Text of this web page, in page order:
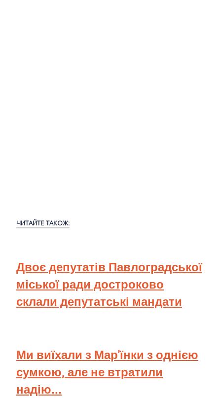
ЧИТАЙТЕ ТАКОЖ:
Двоє депутатів Павлоградської
міської ради достроково
склали депутатські мандати
Ми виїхали з Мар'їнки з однією
сумкою, але не втратили
надію...